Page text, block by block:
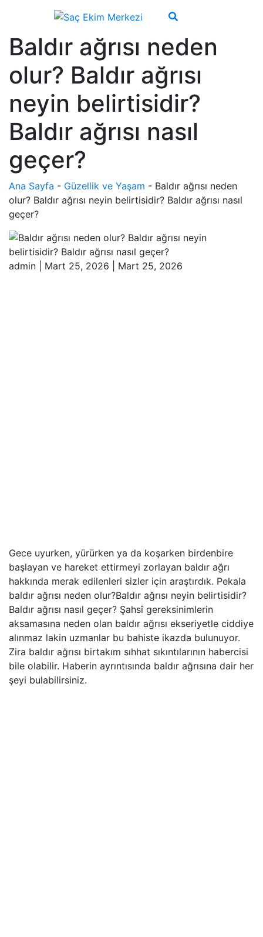
Baldır ağrısı neden
olur? Baldır ağrısı
neyin belirtisidir?
Baldır ağrısı nasıl
geçer?
Ana Sayfa - Güzellik ve Yaşam - Baldır ağrısı neden
olur? Baldır ağrısı neyin belirtisidir? Baldır ağrısı nasıl
geçer?
admin Mart 25, 2026 Mart 25, 2026
Gece uyurken, yürürken ya da koşarken birdenbire
başlayan ve hareket ettirmeyi zorlayan baldır ağrı
hakkında merak edilenleri sizler için araştırdık. Pekala
baldır ağrısı neden olur?Baldır ağrısı neyin belirtisidir?
Baldır ağrısı nasıl geçer? Şahsî gereksinimlerin
aksamasına neden olan baldır ağrısı ekseriyetle ciddiye
alınmaz lakin uzmanlar bu bahiste ikazda bulunuyor.
Zira baldır ağrısı birtakım sıhhat sıkıntılarının habercisi
bile olabilir. Haberin ayrıntısında baldır ağrısına dair her
şeyi bulabilirsiniz.